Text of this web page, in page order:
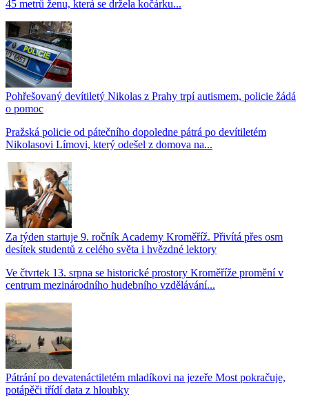
45 metrů ženu, která se držela kočárku...
Pohřešovaný devítiletý Nikolas z Prahy trpí autismem, policie žádá
o pomoc
Pražská policie od pátečního dopoledne pátrá po devítiletém
Nikolasovi Límovi, který odešel z domova na...
Za týden startuje 9. ročník Academy Kroměříž. Přivítá přes osm
desítek studentů z celého světa i hvězdné lektory
Ve čtvrtek 13. srpna se historické prostory Kroměříže promění v
centrum mezinárodního hudebního vzdělávání...
Pátrání po devatenáctiletém mladíkovi na jezeře Most pokračuje,
potápěči třídí data z hloubky